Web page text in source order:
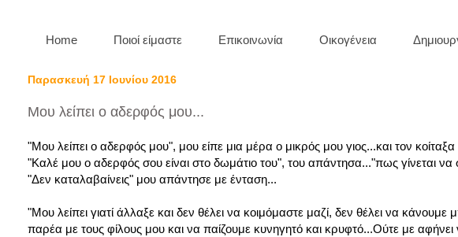
Home Ποιοί είμαστε Επικοινωνία Οικογένεια
Παρασκευή 17 Ιουνίου 2016
Μου λείπει ο αδερφός μου...
"Μου λείπει ο αδερφός μου", μου είπε μια μέρα ο μικρός μου γιος...και τον
"Καλέ μου ο αδερφός σου είναι στο δωμάτιο του", του απάντησα..."πως γίνεται να
"Δεν καταλαβαίνεις" μου απάντησε με ένταση...
"Μου λείπει γιατί άλλαξε και δεν θέλει να κοιμόμαστε μαζί, δεν θέλει να κάνουμε
παρέα με τους φίλους μου και να παίζουμε κυνηγητό και κρυφτό...Ούτε με